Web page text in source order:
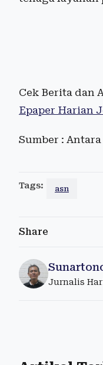
Cek Berita dan
Epaper Harian
Sumber : Antara
Tags: asn
Share
Jurnalis